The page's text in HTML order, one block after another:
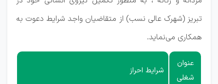
تبریز (شهرک عالی نسب) از متقاضیان واجد شرایط دعوت به
همکاری می‌نماید.
عنوان
شغلی
شرایط احراز